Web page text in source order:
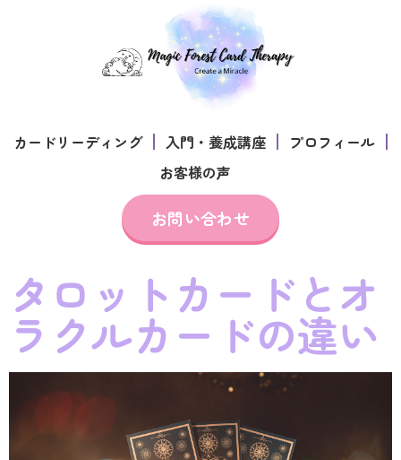
カードリーディング 入門・養成講座
プロフィール
お客様の声
お問い合わせ
タロットカードとオ
ラクルカードの違い